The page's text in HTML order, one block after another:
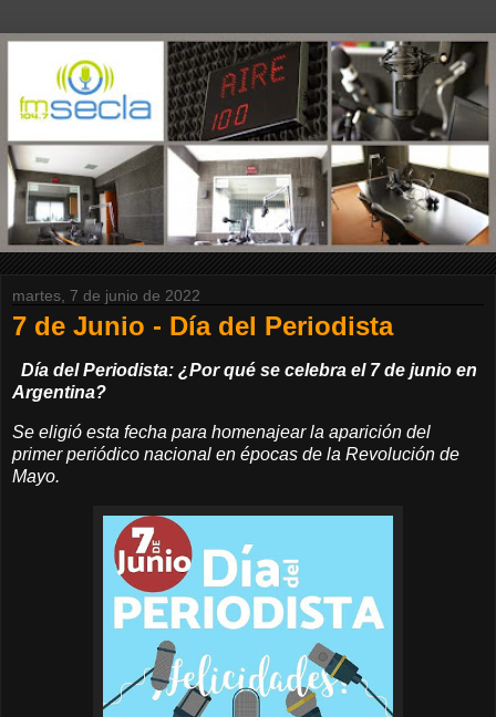
martes, 7 de junio de 2022
7 de Junio - Día del Periodista
Día del Periodista: ¿Por qué se celebra el 7 de junio en
Argentina?
Se eligió esta fecha para homenajear la aparición del
primer periódico nacional en épocas de la Revolución de
Mayo.